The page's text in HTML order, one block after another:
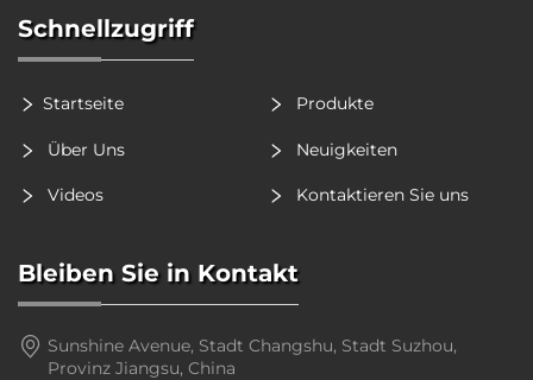
Schnellzugriff
Startseite Produkte
Über Uns Neuigkeiten
Videos Kontaktieren Sie uns
Bleiben Sie in Kontakt
Sunshine Avenue, Stadt Changshu, Stadt Suzhou,
Provinz Jiangsu, China